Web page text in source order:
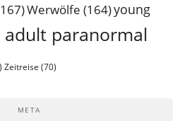
Werwölfe (164)young
adult paranormal
Zeitreise (70)
META